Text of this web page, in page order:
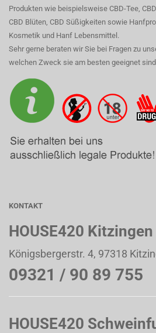
Produkten wie beispielsweise CBD-Tee,
CBD Blüten, CBD Süßigkeiten sowie
Kosmetik und Hanf Lebensmittel.
Sehr gerne beraten wir Sie bei Fragen zu
welchen Zweck sie am besten geeignet
KONTAKT
HOUSE420 Kitzingen
Königsbergerstr. 4, 97318
09321 / 90 89 755
HOUSE420